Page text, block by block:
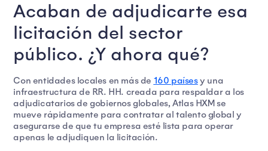
Acaban de adjudicarte esa
licitación del sector
público. ¿Y ahora qué?
Con entidades locales en más de 160 paísesy una
infraestructura de RR. HH. creada para respaldar a los
adjudicatarios de gobiernos globales, Atlas HXM se
mueve rápidamente para contratar al talento global y
asegurarse de que tu empresa esté lista para operar
apenas le adjudiquen la licitación.